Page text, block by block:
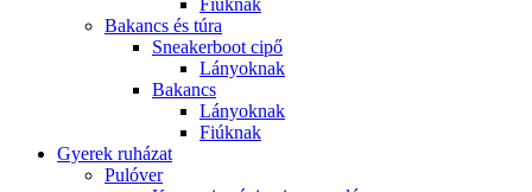
Fiúknak
Bakancs és túra
Sneakerboot cipő
Lányoknak
Bakancs
Lányoknak
Fiúknak
Gyerek ruházat
Pulóver